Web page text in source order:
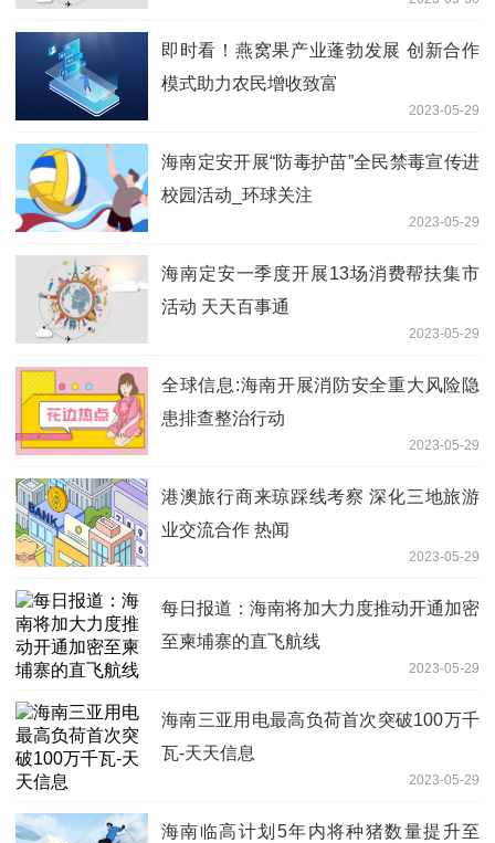
即时看！燕窝果产业蓬勃发展 创新合作
模式助力农民增收致富
2023-05-29
海南定安开展“防毒护苗”全民禁毒宣传进
校园活动_环球关注
2023-05-29
海南定安一季度开展13场消费帮扶集市
活动 天天百事通
2023-05-29
全球信息:海南开展消防安全重大风险隐
患排查整治行动
2023-05-29
港澳旅行商来琼踩线考察 深化三地旅游
业交流合作 热闻
2023-05-29
每日报道：海南将加大力度推动开通加密
至柬埔寨的直飞航线
2023-05-29
海南三亚用电最高负荷首次突破100万千
瓦-天天信息
2023-05-29
海南临高计划5年内将种猪数量提升至